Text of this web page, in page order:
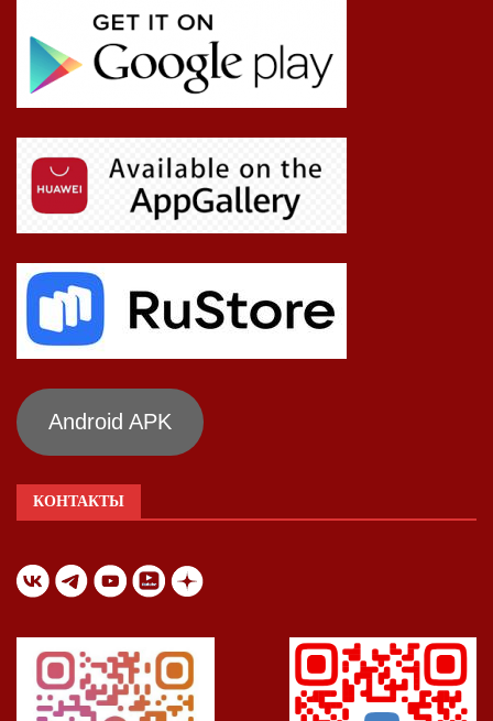
Android APK
КОНТАКТЫ